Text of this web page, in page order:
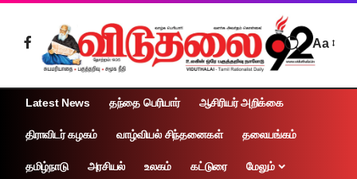
Aa
Latest News தந்தை பெரியார் ஆசிரியர் அறிக்கை
திராவிடர் கழகம் வாழ்வியல் சிந்தனைகள் தலையங்கம்
தமிழ்நாடு அரசியல் உலகம் கட்டுரை மேலும்